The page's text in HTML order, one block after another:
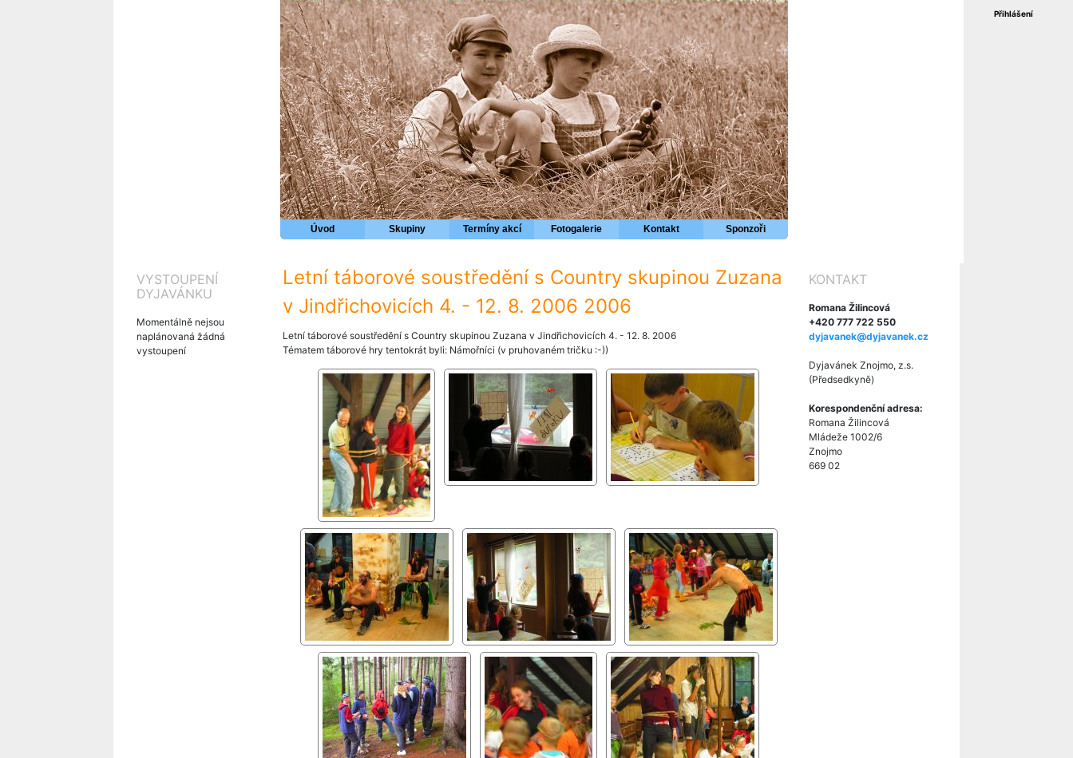
Přihlášení
Úvod Skupiny Termíny akcí Fotogalerie Kontakt Sponzoři
VYSTOUPENÍ
DYJAVÁNKU
Momentálně nejsou
naplánovaná žádná
vystoupení
Letní táborové soustředění s Country skupinou Zuzana
v Jindřichovicích 4. - 12. 8. 2006 2006
Letní táborové soustředění s Country skupinou Zuzana v Jindřichovicích 4. - 12. 8. 2006
Tématem táborové hry tentokrát byli: Námořníci (v pruhovaném tričku :-))
KONTAKT
Romana Žilincová
+420 777 722 550
dyjavanek@dyjavanek.cz
Dyjavánek Znojmo, z.s.
(Předsedkyně)
Korespondenční adresa:
Romana Žilincová
Mládeže 1002/6
Znojmo
669 02